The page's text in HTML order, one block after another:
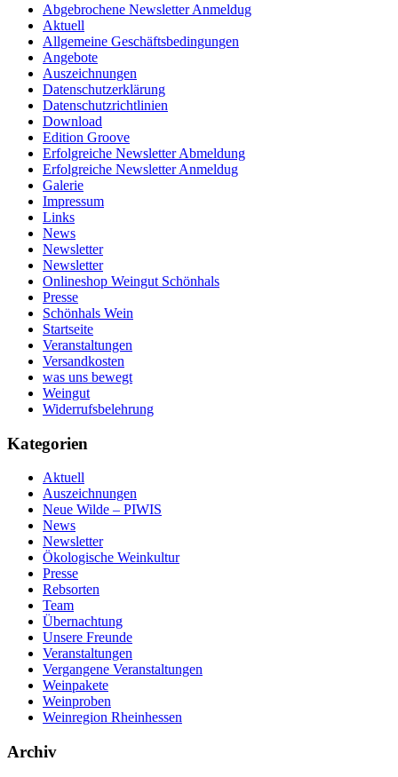
Abgebrochene Newsletter Anmeldug
Aktuell
Allgemeine Geschäftsbedingungen
Angebote
Auszeichnungen
Datenschutzerklärung
Datenschutzrichtlinien
Download
Edition Groove
Erfolgreiche Newsletter Abmeldung
Erfolgreiche Newsletter Anmeldug
Galerie
Impressum
Links
News
Newsletter
Newsletter
Onlineshop Weingut Schönhals
Presse
Schönhals Wein
Startseite
Veranstaltungen
Versandkosten
was uns bewegt
Weingut
Widerrufsbelehrung
Kategorien
Aktuell
Auszeichnungen
Neue Wilde – PIWIS
News
Newsletter
Ökologische Weinkultur
Presse
Rebsorten
Team
Übernachtung
Unsere Freunde
Veranstaltungen
Vergangene Veranstaltungen
Weinpakete
Weinproben
Weinregion Rheinhessen
Archiv